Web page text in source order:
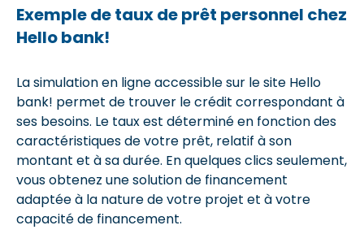
Exemple de taux de prêt personnel chez
Hello bank!
La simulation en ligne accessible sur le site Hello
bank! permet de trouver le crédit correspondant à
ses besoins. Le taux est déterminé en fonction des
caractéristiques de votre prêt, relatif à son
montant et à sa durée. En quelques clics seulement,
vous obtenez une solution de financement
adaptée à la nature de votre projet et à votre
capacité de financement.